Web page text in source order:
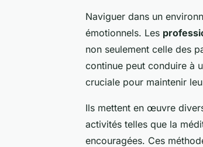
Naviguer dans un
émotionnels. Les
non seulement celle des
continue peut conduire à
cruciale pour maintenir
Ils mettent en œuvre
activités telles que la
encouragées. Ces